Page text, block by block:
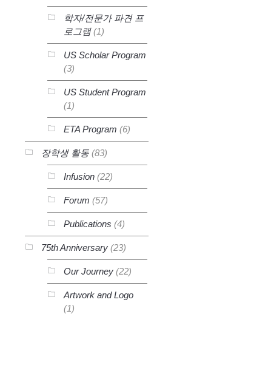
학자/전문가 파견 프
로그램(1)
US Scholar Program
(3)
US Student Program
(1)
ETA Program (6)
장학생 활동(83)
Infusion(22)
Forum (57)
Publications (4)
75th Anniversary(23)
Our Journey(22)
Artwork and Logo
(1)